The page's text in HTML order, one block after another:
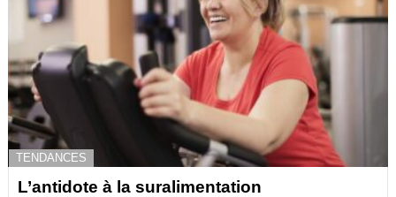
TENDANCES
L’antidote à la suralimentation